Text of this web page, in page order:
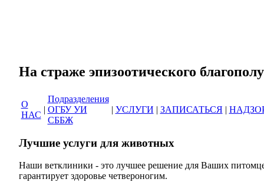
На страже
О
НАС
|
Подразделения
ОГБУ УИ
СББЖ
| УСЛУГИ | ЗАПИСАТЬСЯ |
Лучшие услуги для животных
Наши ветклиники - это лучшее решение для Ваших
гарантирует здоровье четвероногим.